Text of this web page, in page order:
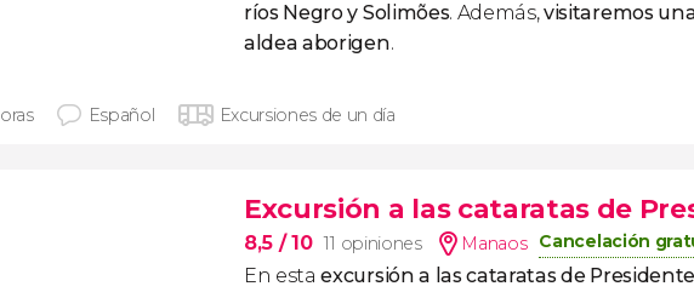
ríos Negro y Solimões. Además,visitaremos
aldea aborigen.
Español Excursiones de un día
Excursión a las cataratas de
8,5 / 10 11 opiniones Manaos Cancelación
En estaexcursión a las cataratas de Presidente